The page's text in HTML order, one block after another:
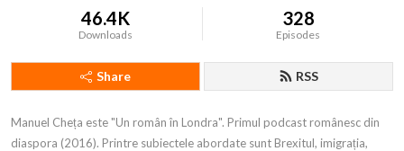
46.4K
Downloads
328
Episodes
Share RSS
Manuel Cheța este "Un român în Londra". Primul podcast românesc din
diaspora (2016). Printre subiectele abordate sunt Brexitul, imigrația,